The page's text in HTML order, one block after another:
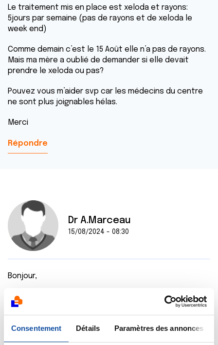
Consentement Détails Paramètres des annonces
Le traitement mis en place est xeloda et rayons:
5jours par semaine (pas de rayons et de xeloda le
week end)
Comme demain c’est le 15 Août elle n’a pas de rayons.
Mais ma mère a oublié de demander si elle devait
prendre le xeloda ou pas?
Pouvez vous m’aider svp car les médecins du centre
ne sont plus joignables hélas.
Merci
Répondre
Dr A.Marceau
15/08/2024 - 08:30
Bonjour,
Oui, votre mère peut prendre sa dose de Xeloda
aujourd'hui sans tenir compte du fait que le jour est
férié.